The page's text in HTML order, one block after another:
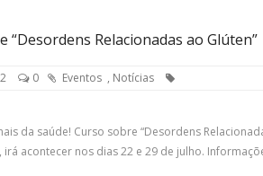
“Desordens Relacionadas ao Glúten”
0 Eventos , Notícias
da saúde! Curso sobre “Desordens
irá acontecer nos dias 22 e 29 de julho.